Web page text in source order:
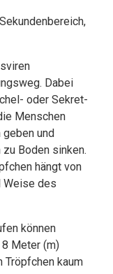
Dabei
oder Sekret-
Menschen
und
Boden sinken.
hängt von
Weise des
können
Meter (m)
Tröpfchen kaum